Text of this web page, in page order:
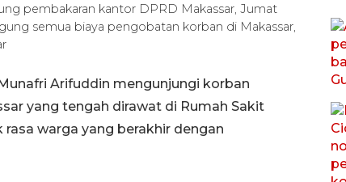
pembakaran kantor DPRD Makassar, Jumat
semua biaya pengobatan korban di Makassar,
Arifuddin mengunjungi korban
yang tengah dirawat di Rumah Sakit
warga yang berakhir dengan